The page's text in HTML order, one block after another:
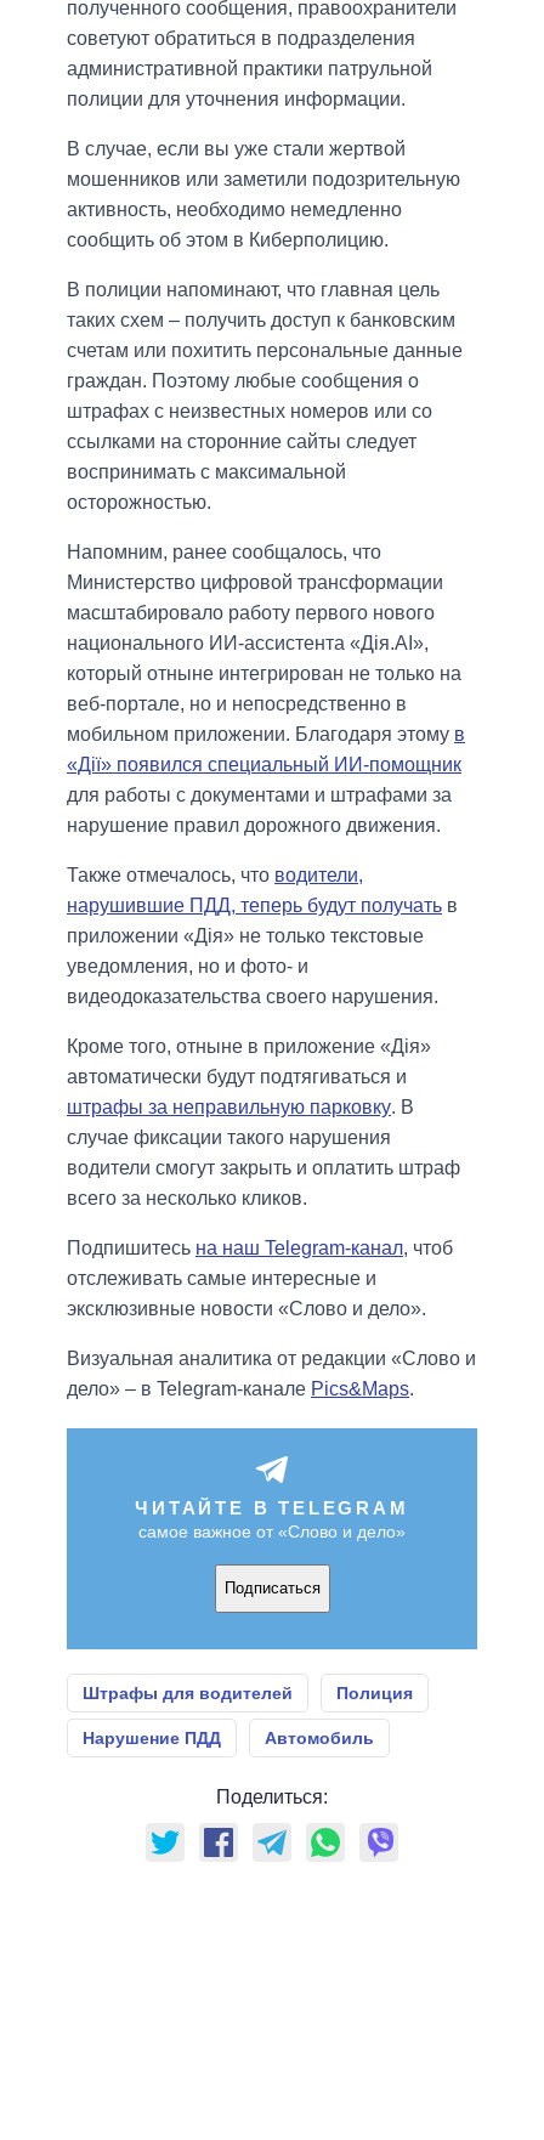
полученного сообщения, правоохранители
советуют обратиться в подразделения
административной практики патрульной
полиции для уточнения информации.
В случае, если вы уже стали жертвой
мошенников или заметили подозрительную
активность, необходимо немедленно
сообщить об этом в Киберполицию.
В полиции напоминают, что главная цель
таких схем – получить доступ к банковским
счетам или похитить персональные данные
граждан. Поэтому любые сообщения о
штрафах с неизвестных номеров или со
ссылками на сторонние сайты следует
воспринимать с максимальной
осторожностью.
Напомним, ранее сообщалось, что
Министерство цифровой трансформации
масштабировало работу первого нового
национального ИИ-ассистента «Дія.AI»,
который отныне интегрирован не только на
веб-портале, но и непосредственно в
мобильном приложении. Благодаря этому в
«Дії» появился специальный ИИ-помощник
для работы с документами и штрафами за
нарушение правил дорожного движения.
Также отмечалось, что водители,
нарушившие ПДД, теперь будут получать в
приложении «Дія» не только текстовые
уведомления, но и фото- и
видеодоказательства своего нарушения.
Кроме того, отныне в приложение «Дія»
автоматически будут подтягиваться и
штрафы за неправильную парковку. В
случае фиксации такого нарушения
водители смогут закрыть и оплатить штраф
всего за несколько кликов.
Подпишитесь на наш Telegram-канал, чтоб
отслеживать самые интересные и
эксклюзивные новости «Слово и дело».
Визуальная аналитика от редакции «Слово и
дело» – в Telegram-канале Pics&Maps.
ЧИТАЙТЕ В TELEGRAM
самое важное от «Слово и дело»
Подписаться
Штрафы для водителей Полиция
Нарушение ПДД Автомобиль
Поделиться: